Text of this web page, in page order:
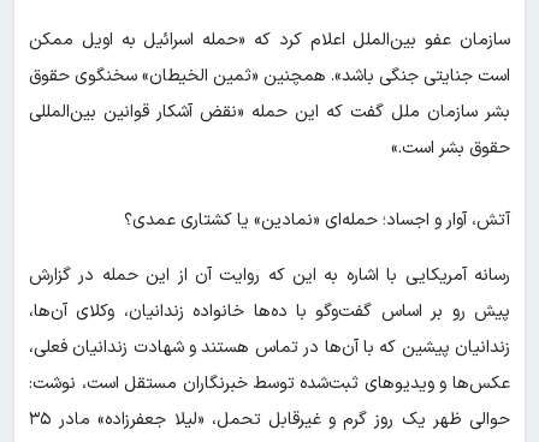
سازمان عفو بین‌الملل اعلام کرد که «حمله اسرائیل به اویل ممکن
است جنایتی جنگی باشد». همچنین «ثمین الخیطان» سخنگوی حقوق
بشر سازمان ملل گفت که این حمله «نقض آشکار قوانین بین‌المللی
حقوق بشر است.»
آتش، آوار و اجساد؛ حمله‌ای «نمادین» یا کشتاری عمدی؟
رسانه آمریکایی با اشاره به این که روایت آن از این حمله در گزارش
پیش رو بر اساس گفت‌وگو با ده‌ها خانواده زندانیان، وکلای آن‌ها،
زندانیان پیشین که با آن‌ها در تماس هستند و شهادت زندانیان فعلی،
عکس‌ها و ویدیوهای ثبت‌شده توسط خبرنگاران مستقل است، نوشت:
حوالی ظهر یک روز گرم و غیرقابل‌ تحمل، «لیلا جعفرزاده» مادر ۳۵